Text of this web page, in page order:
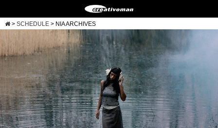
> SCHEDULE > NIA ARCHIVES